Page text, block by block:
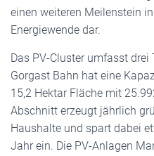
einen weiteren Meilenstein
Energiewende dar.
Das PV-Cluster umfasst
Gorgast Bahn hat eine
15,2 Hektar Fläche mit
Abschnitt erzeugt jährlich
Haushalte und spart dabei
Jahr ein. Die PV-Anlagen